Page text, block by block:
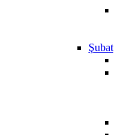
Şubat